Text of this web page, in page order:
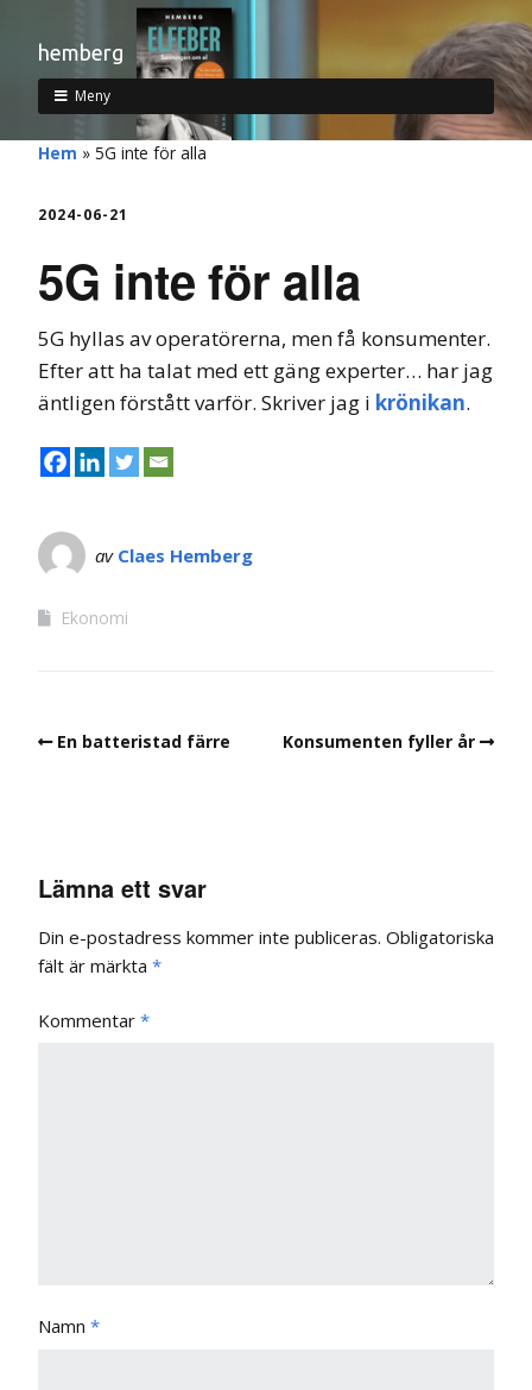
hemberg
Meny
Hem » 5G inte för alla
2024-06-21
5G inte för alla
5G hyllas av operatörerna, men få konsumenter.
Efter att ha talat med ett gäng experter… har jag
äntligen förstått varför. Skriver jag i krönikan.
av Claes Hemberg
Ekonomi
En batteristad färre Konsumenten fyller år
Lämna ett svar
Din e-postadress kommer inte publiceras. Obligatoriska
fält är märkta *
Kommentar *
Namn *